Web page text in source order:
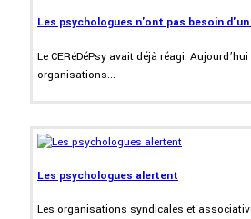
Les psychologues n'ont pas besoin d'un
Le CERéDéPsy avait déjà réagi.
organisations...
Les psychologues alertent
Les organisations syndicales et